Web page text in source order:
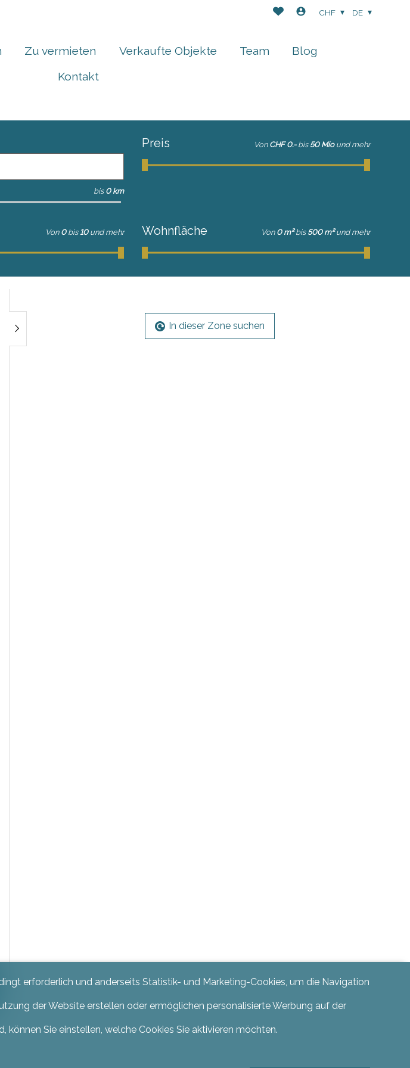
Zu vermieten Verkaufte Objekte Team
Blog
Kontakt
CHF DE
bis 0 km
Preis Von CHF 0.- bis 50 Mio und mehr
Von 0 bis 10 und mehr Wohnfläche Von 0 m² bis 500 m² und mehr
In dieser Zone suchen
erforderlich und anderseits Statistik- und Marketing-Cookies, um die Navigation
der Website erstellen oder ermöglichen personalisierte Werbung auf der
können Sie einstellen, welche Cookies Sie aktivieren möchten.